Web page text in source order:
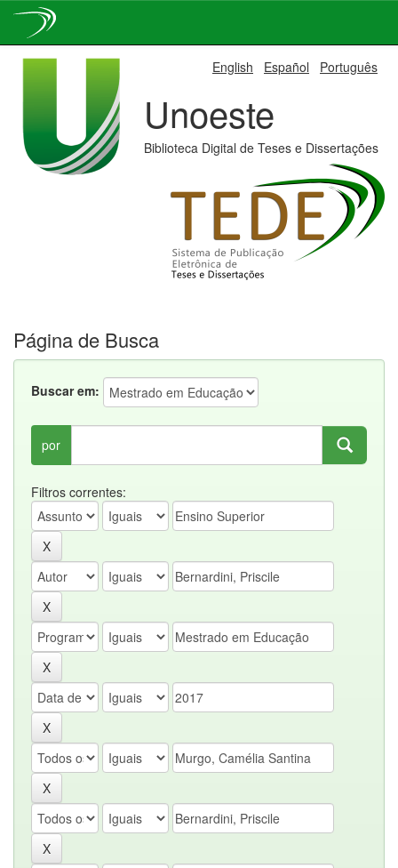
English Español Português
Unoeste
Biblioteca Digital de Teses e Dissertações
Página de Busca
Buscar em:
por
Filtros correntes: